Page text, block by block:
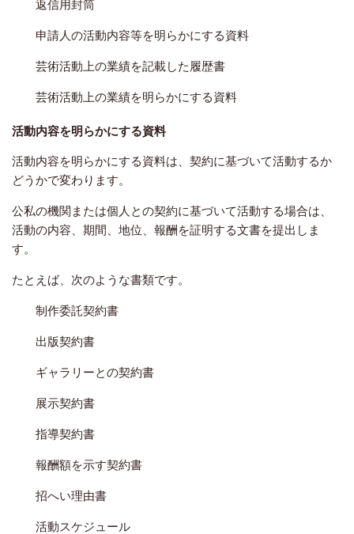
返信用封筒
申請人の活動内容等を明らかにする資料
芸術活動上の業績を記載した履歴書
芸術活動上の業績を明らかにする資料
活動内容を明らかにする資料
活動内容を明らかにする資料は、契約に基づいて活動するか
どうかで変わります。
公私の機関または個人との契約に基づいて活動する場合は、
活動の内容、期間、地位、報酬を証明する文書を提出しま
す。
たとえば、次のような書類です。
制作委託契約書
出版契約書
ギャラリーとの契約書
展示契約書
指導契約書
報酬額を示す契約書
招へい理由書
活動スケジュール